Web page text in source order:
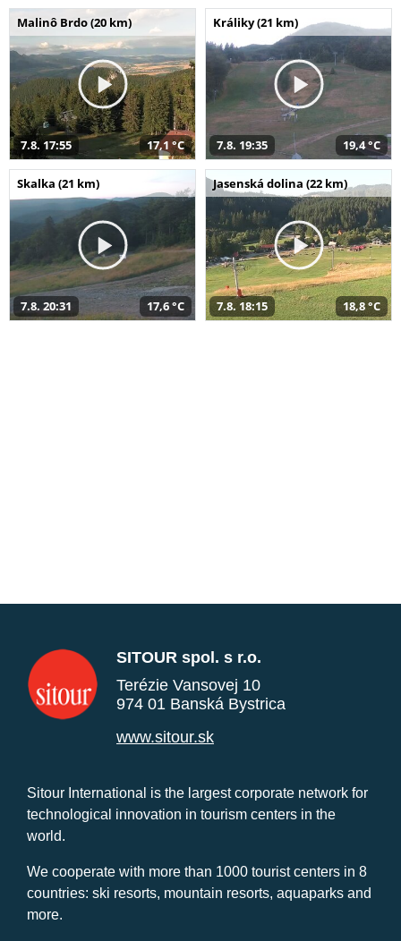
Malinô Brdo (20 km)
7.8. 17:55 17,1 °C
Králiky (21 km)
7.8. 19:35 19,4 °C
Skalka (21 km)
7.8. 20:31 17,6 °C
Jasenská dolina (22 km)
7.8. 18:15 18,8 °C
SITOUR spol. s r.o.
Terézie Vansovej 10
974 01 Banská Bystrica
www.sitour.sk
Sitour International is the largest corporate network for
technological innovation in tourism centers in the
world.
We cooperate with more than 1000 tourist centers in 8
countries: ski resorts, mountain resorts, aquaparks and
more.